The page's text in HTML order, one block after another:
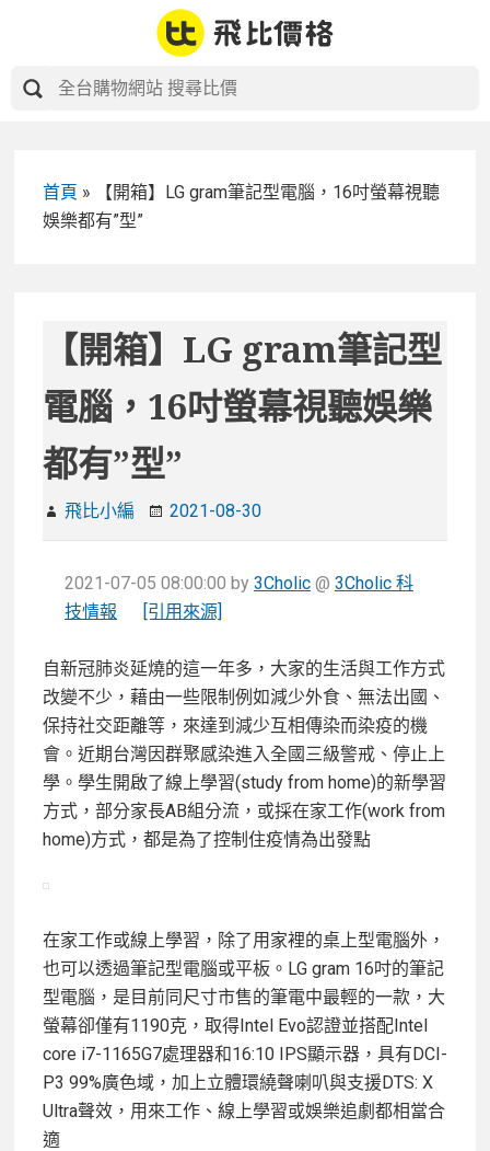
首頁 »
【開箱】LG gram筆記型電腦，16吋螢幕視聽
娛樂都有”型”
【開箱】LG gram筆記型
電腦，16吋螢幕視聽娛樂
都有”型”
飛比小編 2021-08-30
2021-07-05 08:00:00 by 3Cholic @ 3Cholic 科
技情報
[引用來源]
自新冠肺炎延燒的這一年多，大家的生活與工作方式
改變不少，藉由一些限制例如減少外食、無法出國、
保持社交距離等，來達到減少互相傳染而染疫的機
會。近期台灣因群聚感染進入全國三級警戒、停止上
學。學生開啟了線上學習(study from home)的新學習
方式，部分家長AB組分流，或採在家工作(work from
home)方式，都是為了控制住疫情為出發點
在家工作或線上學習，除了用家裡的桌上型電腦外，
也可以透過筆記型電腦或平板。LG gram 16吋的筆記
型電腦，是目前同尺寸市售的筆電中最輕的一款，大
螢幕卻僅有1190克，取得Intel Evo認證並搭配Intel
core i7-1165G7處理器和16:10 IPS顯示器，具有DCI-
P3 99%廣色域，加上立體環繞聲喇叭與支援DTS: X
Ultra聲效，用來工作、線上學習或娛樂追劇都相當合
適